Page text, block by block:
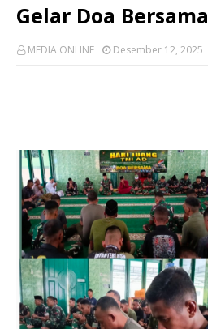
Gelar Doa Bersama
MEDIA ONLINE Desember 12, 2025